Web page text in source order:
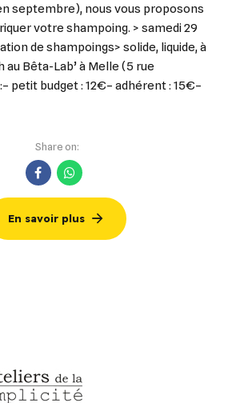
septembre), nous vous proposons
votre shampoing. > samedi 29
de shampoings> solide, liquide, à
au Bêta-Lab’ à Melle (5 rue
petit budget : 12€– adhérent : 15€–
Share on:
En savoir plus